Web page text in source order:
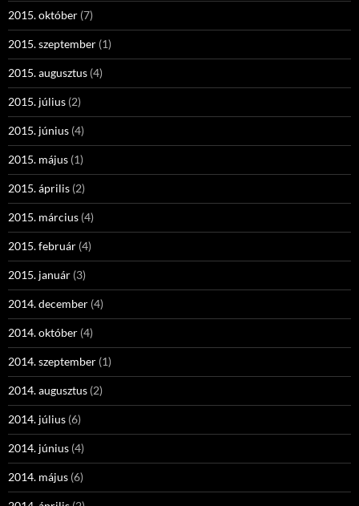
2015. október (7)
2015. szeptember (1)
2015. augusztus (4)
2015. július (2)
2015. június (4)
2015. május (1)
2015. április (2)
2015. március (4)
2015. február (4)
2015. január (3)
2014. december (4)
2014. október (4)
2014. szeptember (1)
2014. augusztus (2)
2014. július (6)
2014. június (4)
2014. május (6)